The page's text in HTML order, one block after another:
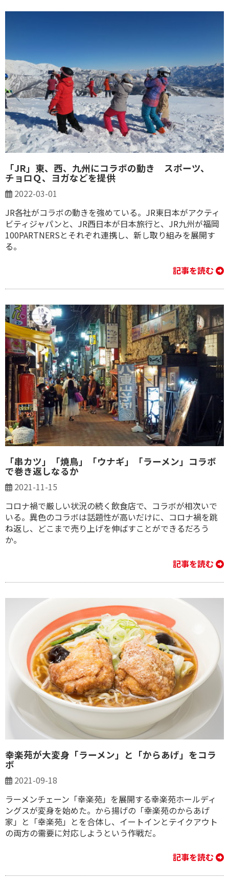
「JR」東、西、九州にコラボの動き スポーツ、
チョロＱ、ヨガなどを提供
2022-03-01
JR各社がコラボの動きを強めている。JR東日本がアクティ
ビティジャパンと、JR西日本が日本旅行と、JR九州が福岡
100PARTNERSとそれぞれ連携し、新し取り組みを展開す
る。
記事を読む
「串カツ」「焼鳥」「ウナギ」「ラーメン」コラボ
で巻き返しなるか
2021-11-15
コロナ禍で厳しい状況の続く飲食店で、コラボが相次いで
いる。異色のコラボは話題性が高いだけに、コロナ禍を跳
ね返し、どこまで売り上げを伸ばすことができるだろう
か。
記事を読む
幸楽苑が大変身「ラーメン」と「からあげ」をコラ
ボ
2021-09-18
ラーメンチェーン「幸楽苑」を展開する幸楽苑ホールディ
ングスが変身を始めた。から揚げの「幸楽苑のからあげ
家」と「幸楽苑」とを合体し、イートインとテイクアウト
の両方の需要に対応しようという作戦だ。
記事を読む